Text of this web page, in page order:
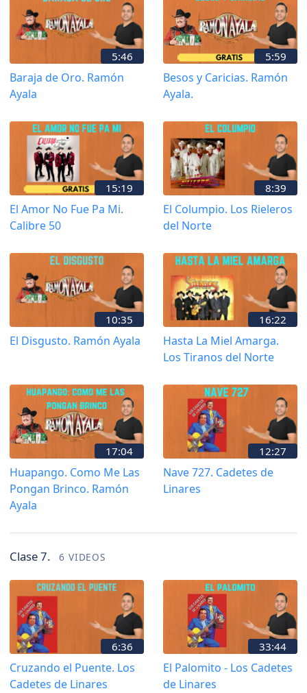
5:46
Baraja de Oro. Ramón
Ayala
5:59
Besos y Caricias. Ramón
Ayala.
15:19
El Amor No Fue Pa Mi.
Calibre 50
8:39
El Columpio. Los Rieleros
del Norte
10:35
El Disgusto. Ramón Ayala
16:22
Hasta La Miel Amarga.
Los Tiranos del Norte
17:04
Huapango. Como Me Las
Pongan Brinco. Ramón
Ayala
12:27
Nave 727. Cadetes de
Linares
Clase 7. 6 VIDEOS
6:36
Cruzando el Puente. Los
Cadetes de Linares
33:44
El Palomito - Los Cadetes
de Linares